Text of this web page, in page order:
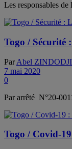
Les responsables
Togo /
Par Abel ZINDODJI
7 mai 2020
0
Par arrêté N°20-
Togo / Covid-